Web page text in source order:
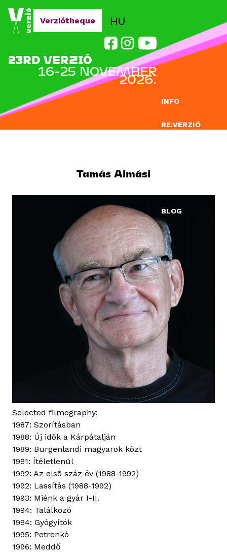
Jump to navigation
INFO
RE:VERZIÓ
BLOG
HU
23RD VERZIÓ
16-25 NOVEMBER
2026.
Verziótheque
Tamás Almási
Selected filmography:
1987: Szorításban
1988: Új idõk a Kárpátalján
1989: Burgenlandi magyarok közt
1991: Ítéletlenül
1992: Az elsõ száz év (1988-1992)
1992: Lassítás (1988-1992)
1993: Miénk a gyár I-II.
1994: Találkozó
1994: Gyógyítók
1995: Petrenkó
1996: Meddő